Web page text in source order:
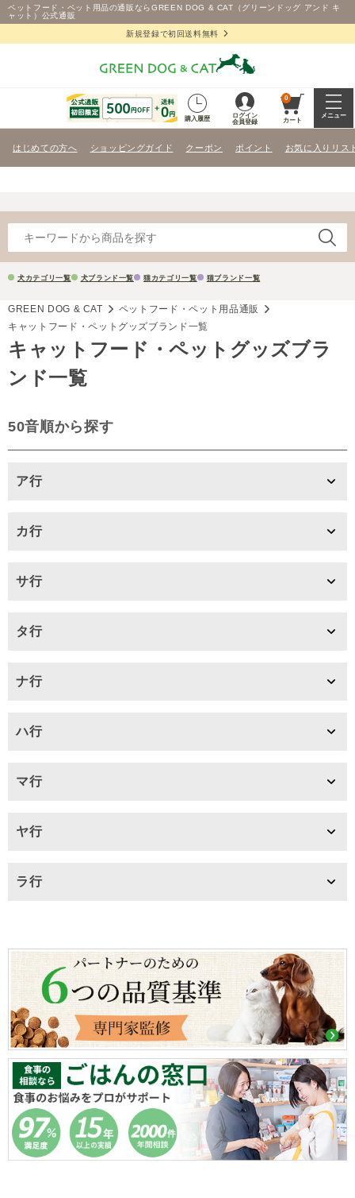
ペットフード・ペット用品の通販ならGREEN DOG & CAT（グリーンドッグ アンド キ
ャット）公式通販
新規登録で初回送料無料
購入履歴
ログイン
会員登録
0
カート
メニュー
はじめての方へ ショッピングガイド クーポン ポイント お気に入りリス
犬カテゴリ一覧 犬ブランド一覧 猫カテゴリ一覧 猫ブランド一覧
GREEN DOG & CAT
ペットフード・ペット用品通販
キャットフード・ペットグッズブランド一覧
キャットフード・ペットグッズブラ
ンド一覧
50音順から探す
ア行
カ行
サ行
タ行
ナ行
ハ行
マ行
ヤ行
ラ行